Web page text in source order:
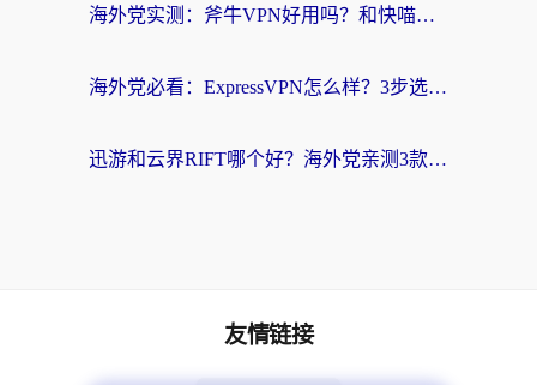
海外党实测：斧牛VPN好用吗？和快喵VPN对比哪个回国效果更好？附3款热门加速器深度分析
海外党必看：ExpressVPN怎么样？3步选对回国加速器，无缝刷国内剧玩手游
迅游和云界RIFT哪个好？海外党亲测3款回国加速器，教你无缝刷国内剧玩游戏
友情链接